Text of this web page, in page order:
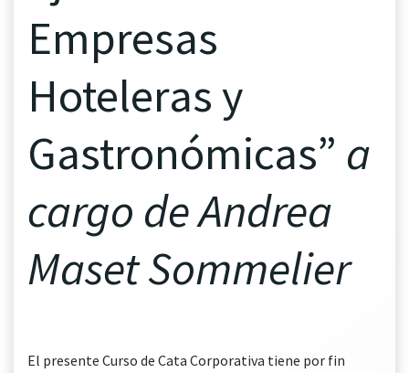
Empresas
Hoteleras y
Gastronómicas” a
cargo de Andrea
Maset Sommelier
El presente Curso de Cata Corporativa tiene por fin